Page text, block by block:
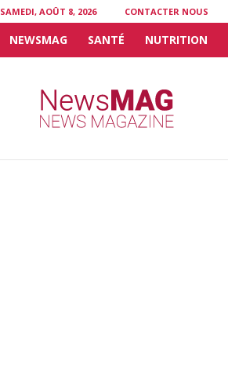
SAMEDI, AOÛT 8, 2026 CONTACTER NOUS
NEWSMAG SANTÉ NUTRITION